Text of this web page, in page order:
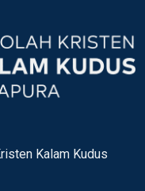
Kalam Kudus